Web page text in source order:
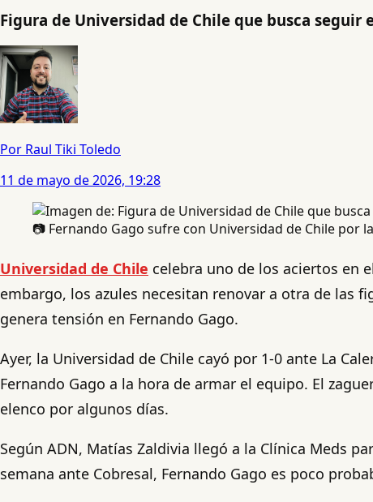
Figura de Universidad de Chile que busca seguir
Por Raul Tiki Toledo
11 de mayo de 2026, 19:28
📷 Fernando Gago sufre con Universidad de Chile por
Universidad de Chile celebra uno de los aciertos en
embargo, los azules necesitan renovar a otra de las
genera tensión en Fernando Gago.
Ayer, la Universidad de Chile cayó por 1-0 ante La
Fernando Gago a la hora de armar el equipo. El
elenco por algunos días.
Según ADN, Matías Zaldivia llegó a la Clínica Meds
semana ante Cobresal, Fernando Gago es poco